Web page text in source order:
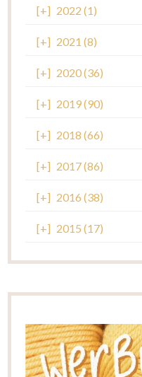
[+] 2022 (1)
[+] 2021 (8)
[+] 2020 (36)
[+] 2019 (90)
[+] 2018 (66)
[+] 2017 (86)
[+] 2016 (38)
[+] 2015 (17)